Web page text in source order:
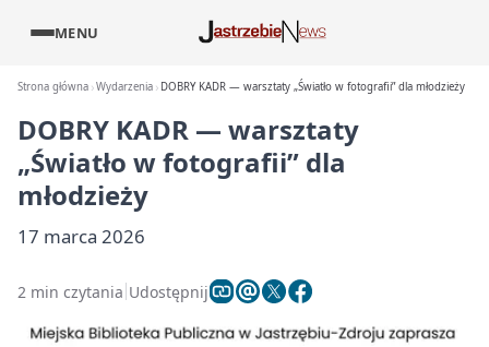
MENU
Strona główna Wydarzenia DOBRY KADR — warsztaty „Światło w fotografii” dla młodzieży
DOBRY KADR — warsztaty
„Światło w fotografii” dla
młodzieży
17 marca 2026
2 min czytania Udostępnij